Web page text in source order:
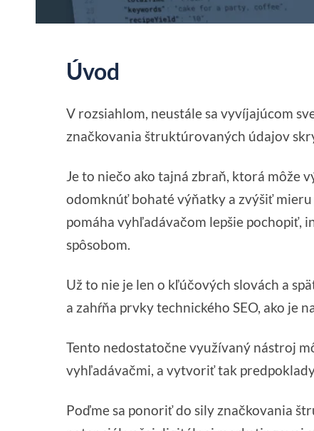
Úvod
V rozsiahlom, neustále sa vyvíjajúcom
značkovania štruktúrovaných údajov
Je to niečo ako tajná zbraň, ktorá môže
odomknúť bohaté výňatky a zvýšiť
pomáha vyhľadávačom lepšie pochopiť,
spôsobom.
Už to nie je len o kľúčových slovách a
a zahŕňa prvky technického SEO, ako je
Tento nedostatočne využívaný nástroj
vyhľadávačmi, a vytvoriť tak
Poďme sa ponoriť do sily značkovania